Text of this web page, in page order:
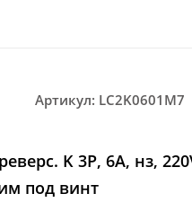
Артикул: LC2K0601M7
K 3P, 6А, нз,
под винт